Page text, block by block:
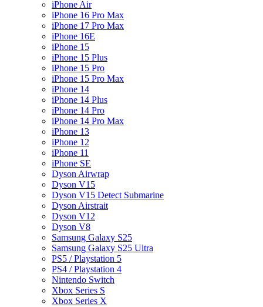
iPhone Air
iPhone 16 Pro Max
iPhone 17 Pro Max
iPhone 16E
iPhone 15
iPhone 15 Plus
iPhone 15 Pro
iPhone 15 Pro Max
iPhone 14
iPhone 14 Plus
iPhone 14 Pro
iPhone 14 Pro Max
iPhone 13
iPhone 12
iPhone 11
iPhone SE
Dyson Airwrap
Dyson V15
Dyson V15 Detect Submarine
Dyson Airstrait
Dyson V12
Dyson V8
Samsung Galaxy S25
Samsung Galaxy S25 Ultra
PS5 / Playstation 5
PS4 / Playstation 4
Nintendo Switch
Xbox Series S
Xbox Series X